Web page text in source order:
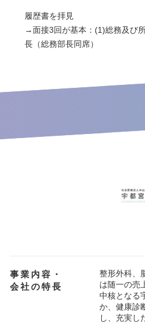
履歴書を拝見
→面接3回が基本：(1)総務及び
長（総務部長同席）
事業内容・
会社の特長
整形外科、
は随一の売
中核となる
か、健康診
し、充実し